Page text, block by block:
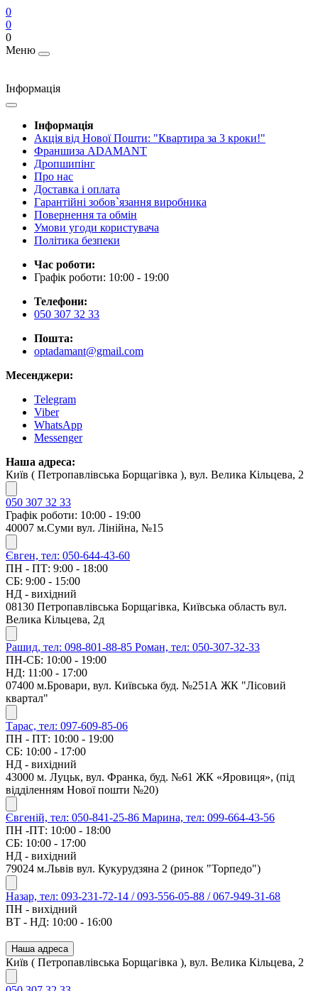
0
0
0
Меню
Інформація
Інформація
Акція від Нової Пошти: "Квартира за 3 кроки!"
Франшиза ADAMANT
Дропшипінг
Про нас
Доставка і оплата
Гарантійні зобов`язання виробника
Повернення та обмін
Умови угоди користувача
Політика безпеки
Час роботи:
Графік роботи: 10:00 - 19:00
Телефони:
050 307 32 33
Пошта:
optadamant@gmail.com
Месенджери:
Telegram
Viber
WhatsApp
Messenger
Наша адреса:
Київ ( Петропавлівська Борщагівка ), вул. Велика Кільцева, 2
050 307 32 33
Графік роботи: 10:00 - 19:00
40007 м.Суми вул. Лінійна, №15
Євген, тел: 050-644-43-60
ПН - ПТ: 9:00 - 18:00
СБ: 9:00 - 15:00
НД - вихідний
08130 Петропавлівська Борщагівка, Київська область вул.
Велика Кільцева, 2д
Рашид, тел: 098-801-88-85 Роман, тел: 050-307-32-33
ПН-СБ: 10:00 - 19:00
НД: 11:00 - 17:00
07400 м.Бровари, вул. Київська буд. №251А ЖК "Лісовий
квартал"
Тарас, тел: 097-609-85-06
ПН - ПТ: 10:00 - 19:00
СБ: 10:00 - 17:00
НД - вихідний
43000 м. Луцьк, вул. Франка, буд. №61 ЖК «Яровиця», (під
відділенням Нової пошти №20)
Євгеній, тел: 050-841-25-86 Марина, тел: 099-664-43-56
ПН -ПТ: 10:00 - 18:00
СБ: 10:00 - 17:00
НД - вихідний
79024 м.Львів вул. Кукурудзяна 2 (ринок "Торпедо")
Назар, тел: 093-231-72-14 / 093-556-05-88 / 067-949-31-68
ПН - вихідний
ВТ - НД: 10:00 - 16:00
Наша адреса
Київ ( Петропавлівська Борщагівка ), вул. Велика Кільцева, 2